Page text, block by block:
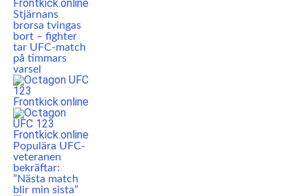
Stjärnans
brorsa tvingas
bort – fighter
tar UFC-match
på timmars
varsel
Populära UFC-
veteranen
bekräftar:
”Nästa match
blir min sista”